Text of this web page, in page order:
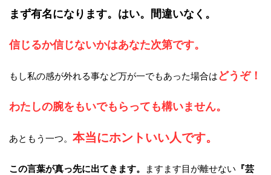
まず有名になります。はい。間違いなく。
信じるか信じないかはあなた次第です。
もし私の感が外れる事など万が一でもあった場合は どうぞ！
わたしの腕をもいでもらっても構いません。
あともう一つ。 本当にホントいい人です。
この言葉が真っ先に出てきます。 ますます目が離せない 『芸